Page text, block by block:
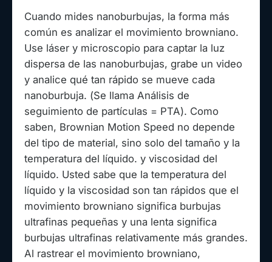
Cuando mides nanoburbujas, la forma más
común es analizar el movimiento browniano.
Use láser y microscopio para captar la luz
dispersa de las nanoburbujas, grabe un video
y analice qué tan rápido se mueve cada
nanoburbuja. (Se llama Análisis de
seguimiento de partículas = PTA). Como
saben, Brownian Motion Speed no depende
del tipo de material, sino solo del tamaño y la
temperatura del líquido. y viscosidad del
líquido. Usted sabe que la temperatura del
líquido y la viscosidad son tan rápidos que el
movimiento browniano significa burbujas
ultrafinas pequeñas y una lenta significa
burbujas ultrafinas relativamente más grandes.
Al rastrear el movimiento browniano,